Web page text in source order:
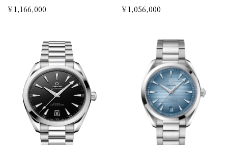
￥1,166,000
￥1,056,000